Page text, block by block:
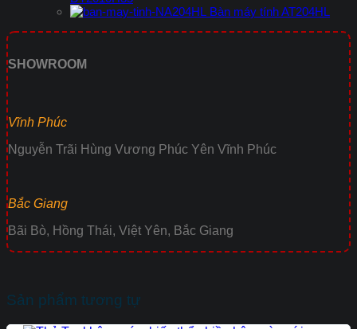
Bàn máy tính AT204HL
SHOWROOM
Vĩnh Phúc
Nguyễn Trãi Hùng Vương Phúc Yên Vĩnh Phúc
Bắc Giang
Bãi Bò, Hồng Thái, Việt Yên, Bắc Giang
Sản phẩm tương tự